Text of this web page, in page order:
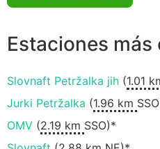
Estaciones más
Slovnaft Petržalka jih (1.01
Jurki Petržalka (1.96 km
OMV (2.19 km SSO)*